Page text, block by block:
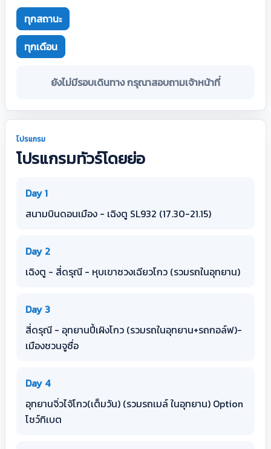
ทุกสถานะ
ทุกเดือน
ยังไม่มีรอบเดินทาง กรุณาสอบถามเจ้าหน้าที่
โปรแกรม
โปรแกรมทัวร์โดยย่อ
Day 1
สนามบินดอนเมือง - เฉิงตู SL932 (17.30-21.15)
Day 2
เฉิงตู - สี่ดรุณี - หุบเขาซวงเฉียวโกว (รวมรถในอุทยาน)
Day 3
สี่ดรุณี - อุทยานปี้เผิงโกว (รวมรถในอุทยาน+รถกอล์ฟ)-
เมืองชวนจูซื่อ
Day 4
อุทยานจิ่วไจ้โกว(เต็มวัน) (รวมรถเมล์ ในอุทยาน) Option
โชว์ทิเบต